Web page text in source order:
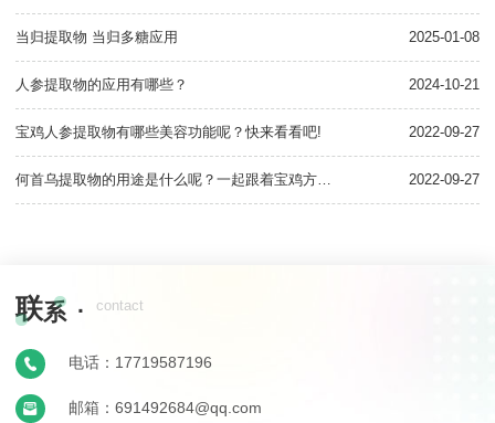
当归提取物 当归多糖应用 2025-01-08
人参提取物的应用有哪些？ 2024-10-21
宝鸡人参提取物有哪些美容功能呢？快来看看吧! 2022-09-27
何首乌提取物的用途是什么呢？一起跟着宝鸡方晟生物小编看看吧！ 2022-09-27
联系 · contact
电话：17719587196
邮箱：691492684@qq.com